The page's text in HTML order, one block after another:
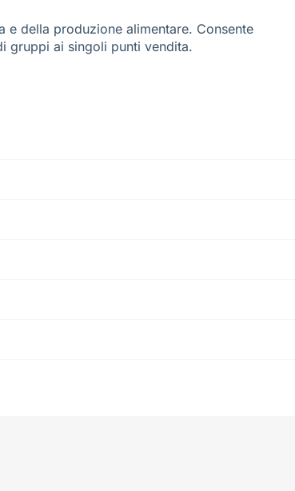
della produzione alimentare. Consente
gruppi ai singoli punti vendita.